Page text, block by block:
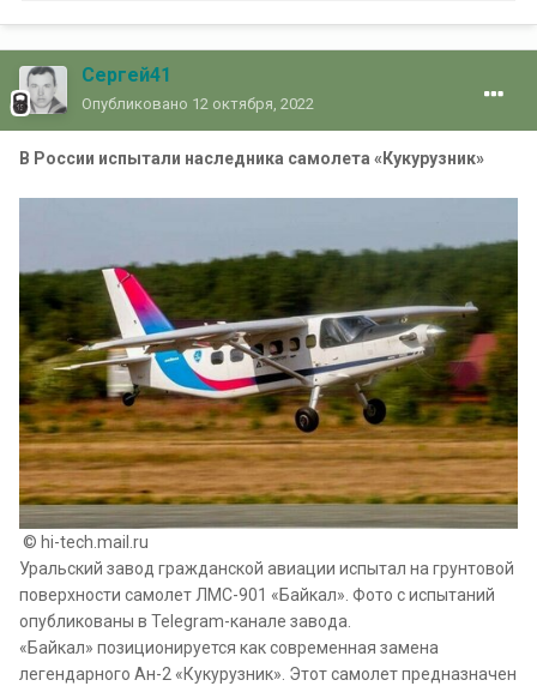
Сергей41
Опубликовано 12 октября, 2022
В России испытали наследника самолета «Кукурузник»
© hi-tech.mail.ru
Уральский завод гражданской авиации испытал на грунтовой
поверхности самолет ЛМС-901 «Байкал». Фото с испытаний
опубликованы в Telegram-канале завода.
«Байкал» позиционируется как современная замена
легендарного Ан-2 «Кукурузник». Этот самолет предназначен